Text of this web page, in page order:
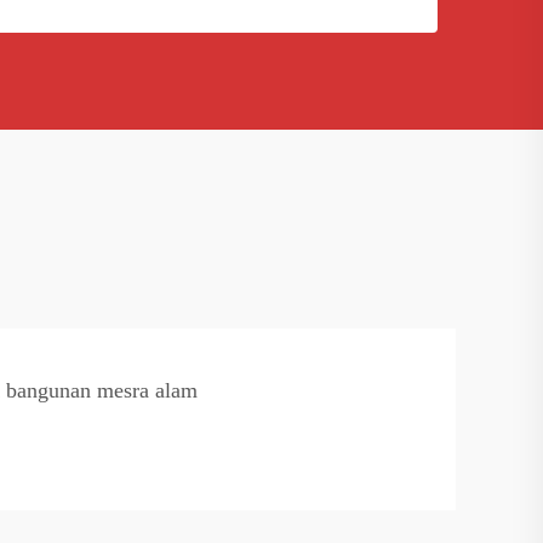
bangunan mesra alam